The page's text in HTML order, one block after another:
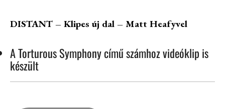
DISTANT – Klipes új dal – Matt Heafyvel
A Torturous Symphony című számhoz videóklip is
készült